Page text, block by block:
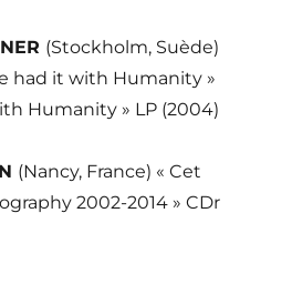
(Stockholm, Suède)
had it with Humanity »
Humanity » LP (2004)
(Nancy, France) « Cet
2002-2014 » CDr